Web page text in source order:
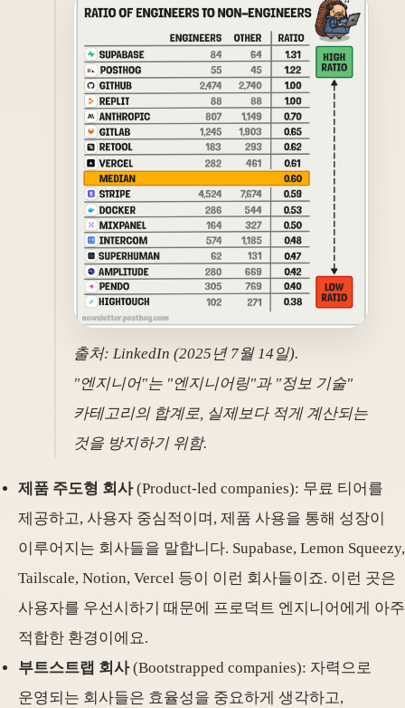
출처: LinkedIn (2025년 7월 14일).
"엔지니어"는 "엔지니어링"과 "정보 기술"
카테고리의 합계로, 실제보다 적게 계산되는
것을 방지하기 위함.
제품 주도형 회사(Product-led companies): 무료 티어를
제공하고, 사용자 중심적이며, 제품 사용을 통해 성장이
이루어지는 회사들을 말합니다. Supabase, Lemon Squeezy,
Tailscale, Notion, Vercel 등이 이런 회사들이죠. 이런 곳은
사용자를 우선시하기 때문에 프로덕트 엔지니어에게 아주
적합한 환경이에요.
부트스트랩 회사(Bootstrapped companies): 자력으로
운영되는 회사들은 효율성을 중요하게 생각하고,